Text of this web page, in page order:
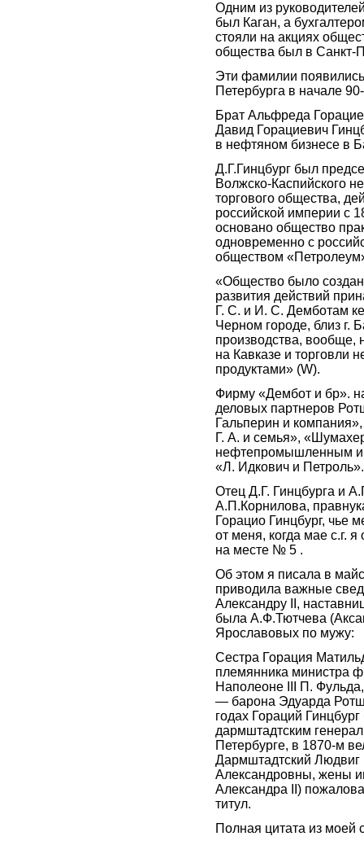
Одним из
был Каган, а
стояли на акциях
общества был в Санкт-
Эти фамилии
Петербурга в начале
Брат Альфреда
Давид Горациевич
в нефтяном бизнесе в
Д.Г.Гинцбург был
Волжско-Каспийского
торгового общества,
российской империи с
основано общество
одновременно с
обществом
«Общество было
развития действий
Г. С. и И. С. Демботам
Черном городе, близ г.
производства, вообще,
на Кавказе и торговли
продуктами» (W).
Фирму «Дембот и бр».
деловых партнеров
Гальперин и
Г. А. и семья»,
нефтепромышленным и
«Л. Идкович и Петроль».
Отец Д.Г. Гинцбурга и
А.П.Корнилова,
Горацио Гинцбург, чье
от меня, когда мае с.г. я
на месте № 5 .
Об этом я писала в
приводила важные
Александру II,
была А.Ф.Тютчева
Ярославовых по мужу:
Сестра Горация
племянника министра
Наполеоне III П.
— барона Эдуарда
годах Гораций
дармштадтским
Петербурге, в 1870-м
Дармштадтский Людвиг
Александровны, жены
Александра II)
титул.
Полная цитата из моей